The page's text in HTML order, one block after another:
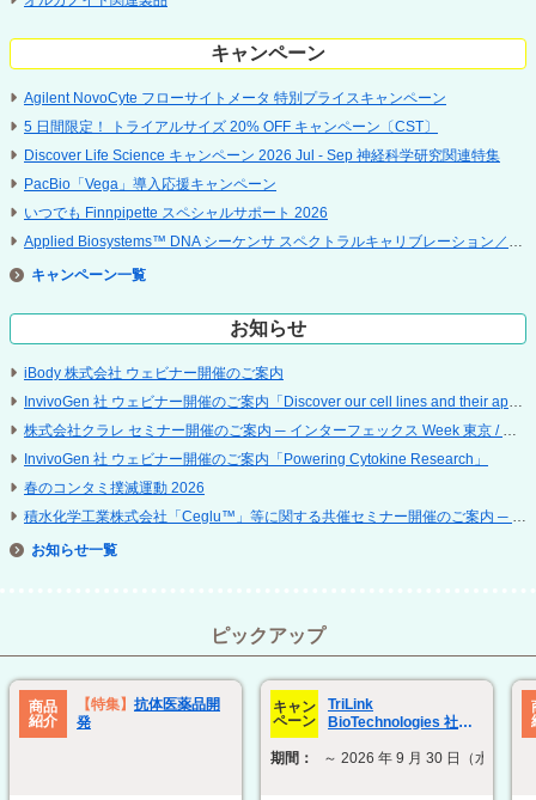
キャンペーン
Agilent NovoCyte フローサイトメータ 特別プライスキャンペーン
5 ⽇間限定！ トライアルサイズ 20% OFF キャンペーン〔CST〕
Discover Life Science キャンペーン 2026 Jul - Sep 神経科学研究関連特集
PacBio「Vega」導入応援キャンペーン
いつでも Finnpipette スペシャルサポート 2026
Applied Biosystems™ DNA シーケンサ スペクトラルキャリブレーション／点検サービス キャンペーン
キャンペーン
お知らせ
iBody 株式会社 ウェビナー開催のご案内
InvivoGen 社 ウェビナー開催のご案内「Discover our cell lines and their applications」
株式会社クラレ セミナー開催のご案内 ─ インターフェックス Week 東京 / 再生医療 EXPO 東京
InvivoGen 社 ウェビナー開催のご案内「Powering Cytokine Research」
春のコンタミ撲滅運動 2026
積水化学工業株式会社「Ceglu™」等に関する共催セミナー開催のご案内 ─ 第 25 回 日本再生医療学会総会
お知らせ
ピックアップ
商品
紹介
【特集】 抗体医薬品開
発
キャン
ペーン
TriLink
BioTechnologies 社
連製品 30% OFF キャン
期間： ～ 2026 年 9 月 30 日（水）